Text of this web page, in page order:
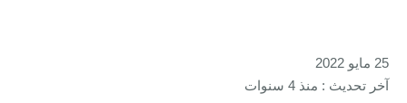
25 مايو 2022
آخر تحديث : منذ 4 سنوات